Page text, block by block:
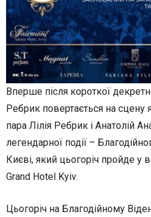
Вперше після короткої
Ребрик повертається на сцену
пара Лілія Ребрик і Анатолій
легендарної події –
Києві, який цьогоріч пройде у
Grand Hotel Kyiv.
Цьогоріч на Благодійному